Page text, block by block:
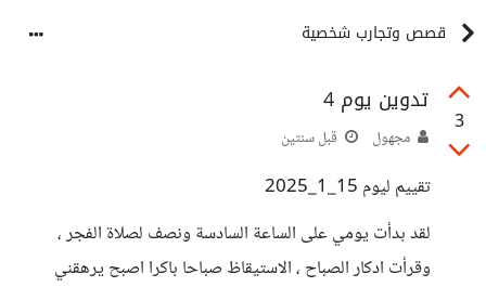
قصص وتجارب شخصية
3
تدوين يوم 4
مجهول قبل سنتين
تقييم ليوم 15_1_2025
لقد بدأت يومي على الساعة السادسة ونصف لصلاة الفجر ،
وقرأت ادكار الصباح ، الاستيقاظ صباحا باكرا اصبح يرهقني